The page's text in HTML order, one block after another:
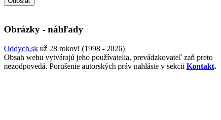
Obrázky - náhľady
Oddych.sk už 28 rokov! (1998 - 2026)
Obsah webu vytvárajú jeho používatelia, prevádzkovateľ zaň preto
nezodpovedá. Porušenie autorských práv nahláste v sekcii Kontakt.